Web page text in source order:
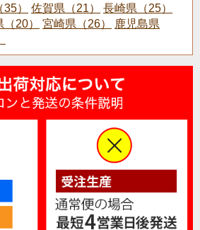
） 佐賀県（21）
長崎県（25）
20） 宮崎県（26）
鹿児島県